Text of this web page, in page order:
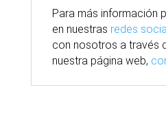
Para más información
en nuestras redes
con nosotros a través
nuestra página web,